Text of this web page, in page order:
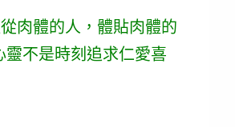
從肉體的人，體貼肉體的
靈不是時刻追求仁愛喜